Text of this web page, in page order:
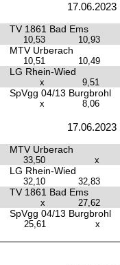
17.06.2023
TV 1861 Bad Ems
10,53 10,93
MTV Urberach
10,51 10,49
LG Rhein-Wied
x 9,51
SpVgg 04/13 Burgbrohl
x 8,06
17.06.2023
MTV Urberach
33,50 x
LG Rhein-Wied
32,10 32,83
TV 1861 Bad Ems
x 27,62
SpVgg 04/13 Burgbrohl
25,61 x